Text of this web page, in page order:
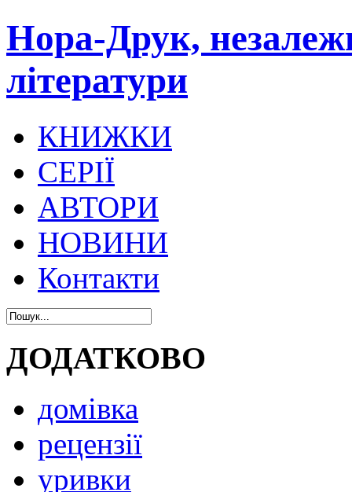
Нора-Друк,
літератури
КНИЖКИ
СЕРІЇ
АВТОРИ
НОВИНИ
Контакти
ДОДАТКОВО
домівка
рецензії
уривки